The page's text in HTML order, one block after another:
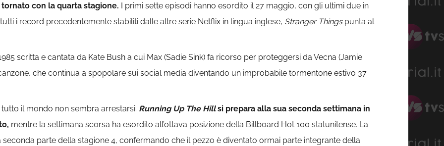
con la quarta stagione. I primi sette episodi hanno esordito il 27 maggio, con gli ultimi due in
i record precedentemente stabiliti dalle altre serie Netflix in lingua inglese, Stranger Thingspunta al
scritta e cantata da Kate Bush a cui Max (Sadie Sink) fa ricorso per proteggersi da Vecna (Jamie
che continua a spopolare sui social media diventando un improbabile tormentone estivo 37
il mondo non sembra arrestarsi. Running Up The Hillsi prepara alla sua seconda settimana in
mentre la settimana scorsa ha esordito all’ottava posizione della Billboard Hot 100 statunitense. La
parte della stagione 4, confermando che il pezzo è diventato ormai parte integrante della